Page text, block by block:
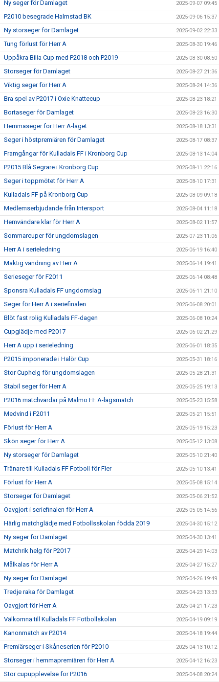
Ny seger för Damlaget 2025-09-07 09:45
P2010 besegrade Halmstad BK 2025-09-06 15:37
Ny storseger för Damlaget 2025-09-02 22:33
Tung förlust för Herr A 2025-08-30 19:46
Uppåkra Bilia Cup med P2018 och P2019 2025-08-30 08:50
Storseger för Damlaget 2025-08-27 21:36
Viktig seger för Herr A 2025-08-24 14:36
Bra spel av P2017 i Oxie Knattecup 2025-08-23 18:21
Bortaseger för Damlaget 2025-08-23 16:30
Hemmaseger för Herr A-laget 2025-08-18 13:31
Seger i höstpremiären för Damlaget 2025-08-17 08:37
Framgångar för Kulladals FF i Kronborg Cup 2025-08-13 14:04
P2015 Blå Segrare i Kronborg Cup 2025-08-11 22:16
Seger i toppmötet för Herr A 2025-08-10 17:31
Kulladals FF på Kronborg Cup 2025-08-09 09:18
Medlemserbjudande från Intersport 2025-08-04 11:18
Hemvändare klar för Herr A 2025-08-02 11:57
Sommarcuper för ungdomslagen 2025-07-23 11:06
Herr A i serieledning 2025-06-19 16:40
Mäktig vändning av Herr A 2025-06-14 19:41
Serieseger för F2011 2025-06-14 08:48
Sponsra Kulladals FF ungdomslag 2025-06-11 21:10
Seger för Herr A i seriefinalen 2025-06-08 20:01
Blöt fast rolig Kulladals FF-dagen 2025-06-08 10:24
Cupglädje med P2017 2025-06-02 21:29
Herr A upp i serieledning 2025-06-01 18:35
P2015 imponerade i Halör Cup 2025-05-31 18:16
Stor Cuphelg för ungdomslagen 2025-05-28 21:31
Stabil seger för Herr A 2025-05-25 19:13
P2016 matchvärdar på Malmö FF A-lagsmatch 2025-05-23 15:58
Medvind i F2011 2025-05-21 15:51
Förlust för Herr A 2025-05-19 15:23
Skön seger för Herr A 2025-05-12 13:08
Ny storseger för Damlaget 2025-05-10 21:40
Tränare till Kulladals FF Fotboll för Fler 2025-05-10 13:41
Förlust för Herr A 2025-05-08 15:14
Storseger för Damlaget 2025-05-06 21:52
Oavgjort i seriefinalen för Herr A 2025-05-05 14:56
Härlig matchglädje med Fotbollsskolan födda 2019 2025-04-30 15:12
Ny seger för Damlaget 2025-04-30 13:41
Matchrik helg för P2017 2025-04-29 14:03
Målkalas för Herr A 2025-04-27 15:27
Ny seger för Damlaget 2025-04-26 19:49
Tredje raka för Damlaget 2025-04-23 13:33
Oavgjort för Herr A 2025-04-21 17:23
Välkomna till Kulladals FF Fotbollskolan 2025-04-19 09:19
Kanonmatch av P2014 2025-04-18 19:44
Premiärseger i Skåneserien för P2010 2025-04-13 10:12
Storseger i hemmapremiären för Herr A 2025-04-12 16:23
Stor cupupplevelse för P2016 2025-04-08 20:24